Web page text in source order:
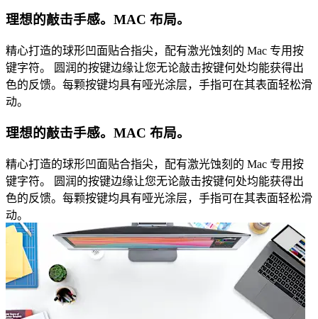
理想的敲击手感。MAC 布局。
精心打造的球形凹面贴合指尖，配有激光蚀刻的 Mac 专用按
键字符。 圆润的按键边缘让您无论敲击按键何处均能获得出
色的反馈。每颗按键均具有哑光涂层，手指可在其表面轻松滑
动。
理想的敲击手感。MAC 布局。
精心打造的球形凹面贴合指尖，配有激光蚀刻的 Mac 专用按
键字符。 圆润的按键边缘让您无论敲击按键何处均能获得出
色的反馈。每颗按键均具有哑光涂层，手指可在其表面轻松滑
动。